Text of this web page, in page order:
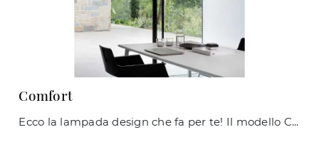
Comfort
Ecco la lampada design che fa per te! Il modello Comfort è una delle nostre lampade da terra di Ideal Lux.